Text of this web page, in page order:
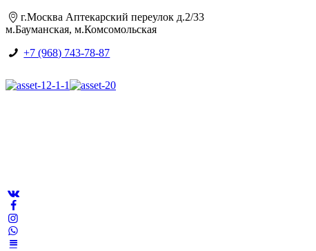
г.Москва Аптекарский переулок д.2/33
м.Бауманская, м.Комсомольская
+7 (968) 743-78-87